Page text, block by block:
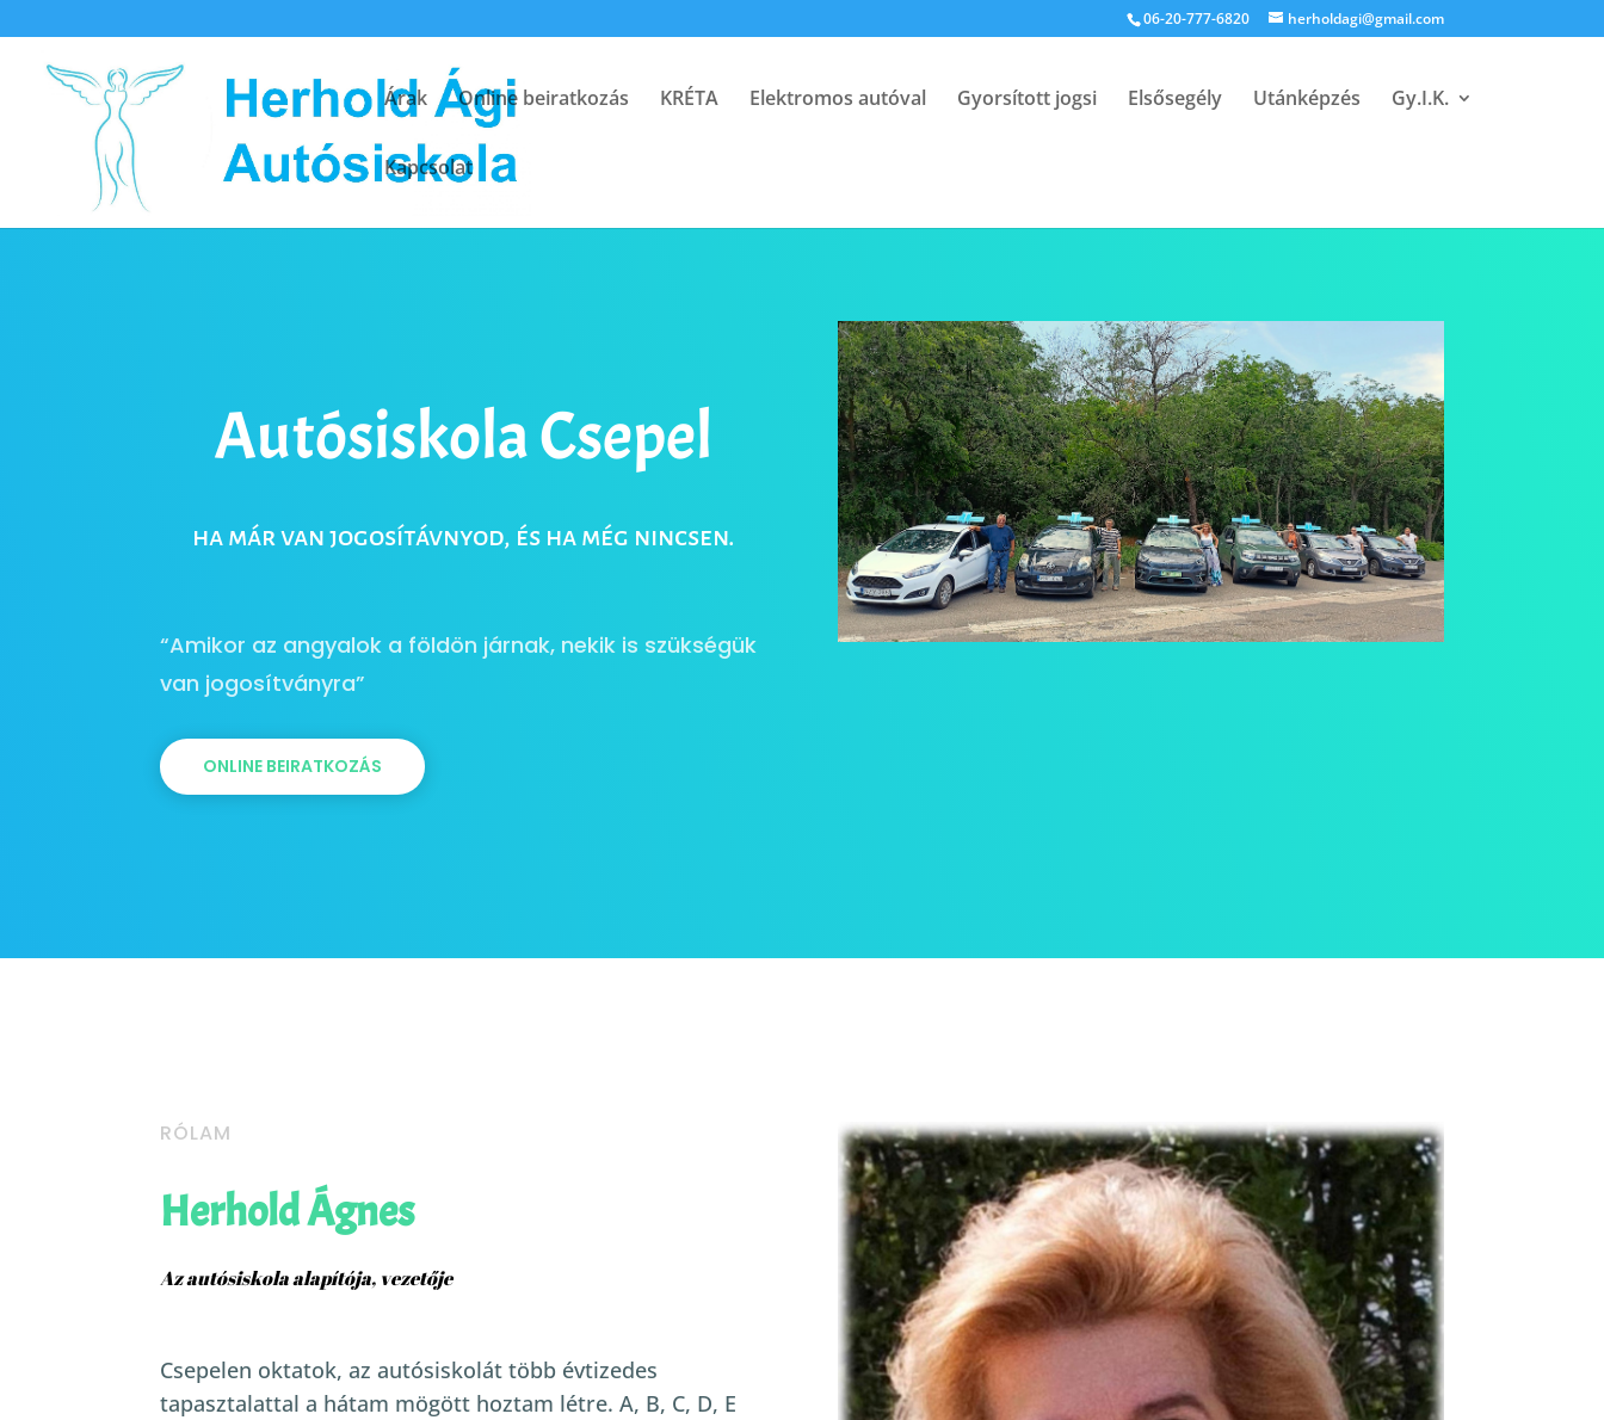
06-20-777-6820 herholdagi@gmail.com
Árak Online beiratkozás KRÉTA Elektromos autóval Gyorsított jogsi Elsősegély Utánképzés Gy.I.K.
Kapcsolat
Autósiskola Csepel
ha már van jogosítávnyod, és ha még nincsen.
“Amikor az angyalok a földön járnak, nekik is szükségük
van jogosítványra”
ONLINE BEIRATKOZÁS
RÓLAM
Herhold Ágnes
Az autósiskola alapítója, vezetője
Csepelen oktatok, az autósiskolát több évtizedes
tapasztalattal a hátam mögött hoztam létre. A, B, C, D, E